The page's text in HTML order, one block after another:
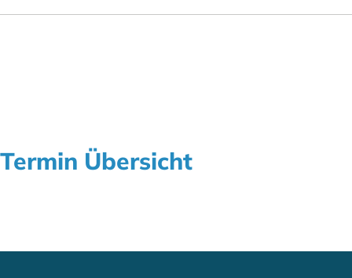
Termin Übersicht